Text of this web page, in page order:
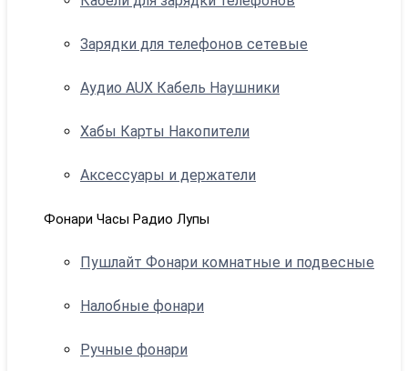
Зарядки для телефонов сетевые
Аудио AUX Кабель Наушники
Хабы Карты Накопители
Аксессуары и держатели
Фонари Часы Радио Лупы
Пушлайт Фонари комнатные и подвесные
Налобные фонари
Ручные фонари